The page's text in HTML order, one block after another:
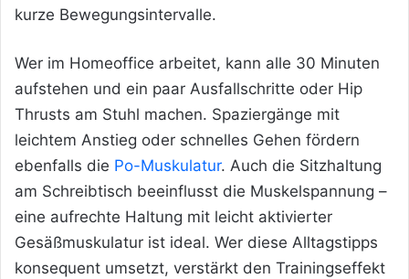
kurze Bewegungsintervalle.
Wer im Homeoffice arbeitet, kann alle 30 Minuten
aufstehen und ein paar Ausfallschritte oder Hip
Thrusts am Stuhl machen. Spaziergänge mit
leichtem Anstieg oder schnelles Gehen fördern
ebenfalls die Po-Muskulatur. Auch die Sitzhaltung
am Schreibtisch beeinflusst die Muskelspannung –
eine aufrechte Haltung mit leicht aktivierter
Gesäßmuskulatur ist ideal. Wer diese Alltagstipps
konsequent umsetzt, verstärkt den Trainingseffekt